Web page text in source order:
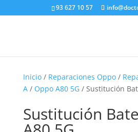
93 627 10 57
Inicio/ Reparaciones Oppo/
A/ Oppo A80 5G/ Sustitución
Sustitución